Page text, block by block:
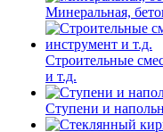
Минеральная,
Строительные
и т.д.
Ступени и